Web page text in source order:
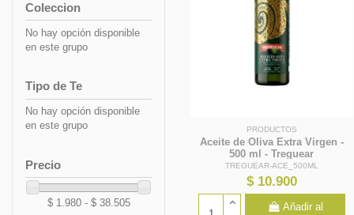
PRODUCTOS
Aceite de Oliva Extra Virgen -
500 ml - Treguear
TREGUEAR-ACE_500ML
$ 10.900
Añadir al
Coleccion
No hay opción disponible
en este grupo
Tipo de Te
No hay opción disponible
en este grupo
Precio
$ 1.980 - $ 38.505